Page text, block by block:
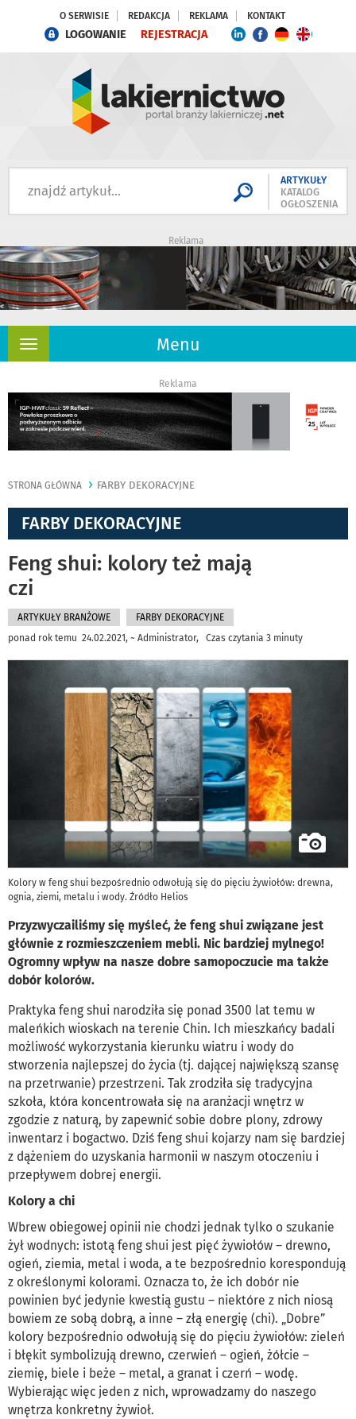
O SERWISIE REDAKCJA REKLAMA KONTAKT
LOGOWANIE REJESTRACJA
ARTYKUŁY
KATALOG
OGŁOSZENIA
Reklama
Menu
Rozwiń
Reklama
STRONA GŁÓWNA FARBY DEKORACYJNE
FARBY DEKORACYJNE
Feng shui: kolory też mają
czi
ARTYKUŁY BRANŻOWE
FARBY DEKORACYJNE
ponad rok temu 24.02.2021, ~ Administrator, Czas czytania 3 minuty
Kolory w feng shui bezpośrednio odwołują się do pięciu żywiołów: drewna,
ognia, ziemi, metalu i wody. Źródło Helios
Przyzwyczailiśmy się myśleć, że feng shui związane jest
głównie z rozmieszczeniem mebli. Nic bardziej mylnego!
Ogromny wpływ na nasze dobre samopoczucie ma także
dobór kolorów.
Praktyka feng shui narodziła się ponad 3500 lat temu w
maleńkich wioskach na terenie Chin. Ich mieszkańcy badali
możliwość wykorzystania kierunku wiatru i wody do
stworzenia najlepszej do życia (tj. dającej największą szansę
na przetrwanie) przestrzeni. Tak zrodziła się tradycyjna
szkoła, która koncentrowała się na aranżacji wnętrz w
zgodzie z naturą, by zapewnić sobie dobre plony, zdrowy
inwentarz i bogactwo. Dziś feng shui kojarzy nam się bardziej
z dążeniem do uzyskania harmonii w naszym otoczeniu i
przepływem dobrej energii.
Kolory a chi
Wbrew obiegowej opinii nie chodzi jednak tylko o szukanie
żył wodnych: istotą feng shui jest pięć żywiołów – drewno,
ogień, ziemia, metal i woda, a te bezpośrednio korespondują
z określonymi kolorami. Oznacza to, że ich dobór nie
powinien być jedynie kwestią gustu – niektóre z nich niosą
bowiem ze sobą dobrą, a inne – złą energię (chi). „Dobre”
kolory bezpośrednio odwołują się do pięciu żywiołów: zieleń
i błękit symbolizują drewno, czerwień – ogień, żółcie –
ziemię, biele i beże – metal, a granat i czerń – wodę.
Wybierając więc jeden z nich, wprowadzamy do naszego
wnętrza konkretny żywioł.